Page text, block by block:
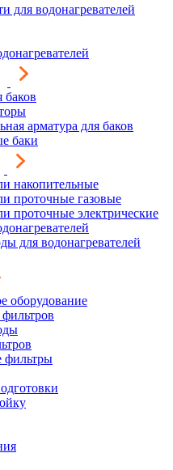
для водонагревателей
баков
арматура для баков
баки
накопительные
проточные газовые
проточные электрические
для водонагревателей
оборудование
фильтры